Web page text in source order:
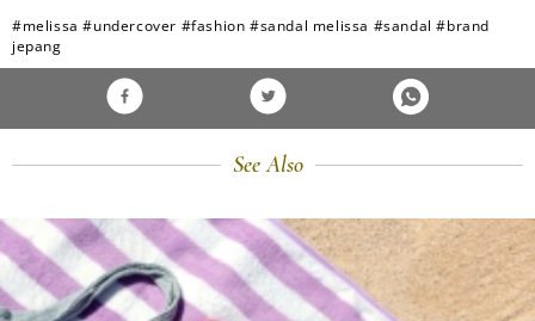
#melissa #undercover #fashion #sandal melissa #sandal #brand
jepang
See Also